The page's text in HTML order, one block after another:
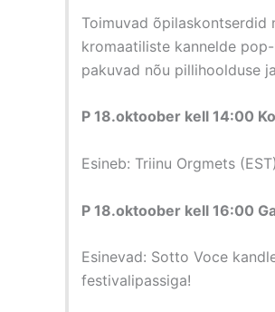
Toimuvad õpilaskontserdid
kromaatiliste kannelde
pakuvad nõu pillihoolduse
P 18.oktoober kell 14:00
Esineb: Triinu Orgmets
P 18.oktoober kell 16:00
Esinevad: Sotto Voce
festivalipassiga!